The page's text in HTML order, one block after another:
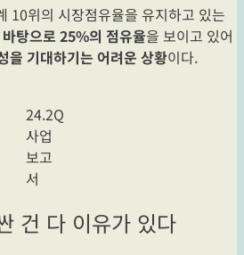
10위의 시장점유율을 유지하고 있는
탕으로 25%의 점유율을 보이고 있어
을 기대하기는 어려운 상황이다.
24.2Q
사업
보고
서
건 다 이유가 있다